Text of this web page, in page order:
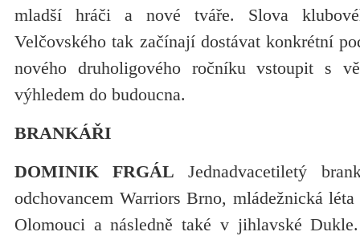
mladší hráči a nové tváře. Slova
Velčovského tak začínají dostávat konkrétní
nového druholigového ročníku vstoupit s
výhledem do budoucna.
BRANKÁŘI
DOMINIK FRGÁL Jednadvacetiletý
odchovancem Warriors Brno, mládežnická
Olomouci a následně také v jihlavské